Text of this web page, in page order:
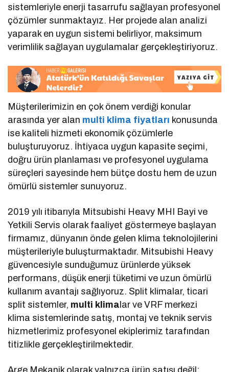
sistemleriyle enerji tasarrufu sağlayan profesyonel
çözümler sunmaktayız. Her projede alan analizi
yaparak en uygun sistemi belirliyor, maksimum
verimlilik sağlayan uygulamalar gerçekleştiriyoruz.
Müşterilerimizin en çok önem verdiği konular
arasında yer alan multi klima fiyatları konusunda
ise kaliteli hizmeti ekonomik çözümlerle
buluşturuyoruz. İhtiyaca uygun kapasite seçimi,
doğru ürün planlaması ve profesyonel uygulama
süreçleri sayesinde hem bütçe dostu hem de uzun
ömürlü sistemler sunuyoruz.
2019 yılı itibarıyla Mitsubishi Heavy MHI Bayi ve
Yetkili Servis olarak faaliyet göstermeye başlayan
firmamız, dünyanın önde gelen klima teknolojilerini
müşterileriyle buluşturmaktadır. Mitsubishi Heavy
güvencesiyle sunduğumuz ürünlerde yüksek
performans, düşük enerji tüketimi ve uzun ömürlü
kullanım avantajı sağlıyoruz. Split klimalar, ticari
split sistemler, multi klimalar ve VRF merkezi
klima sistemlerinde satış, montaj ve teknik servis
hizmetlerimiz profesyonel ekiplerimiz tarafından
titizlikle gerçekleştirilmektedir.
Arge Mekanik olarak yalnızca ürün satışı değil;